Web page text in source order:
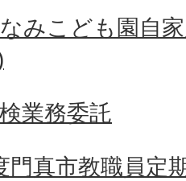
みこども園自
業務委託
門真市教職員定